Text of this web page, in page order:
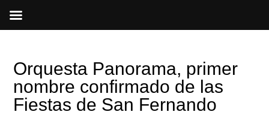
Orquesta Panorama, primer
nombre confirmado de las
Fiestas de San Fernando